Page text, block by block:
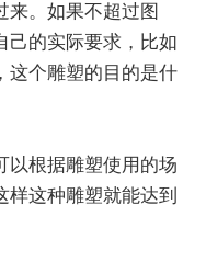
来。如果不超过图
己的实际要求，比如
这个雕塑的目的是什
以根据雕塑使用的场
这种雕塑就能达到